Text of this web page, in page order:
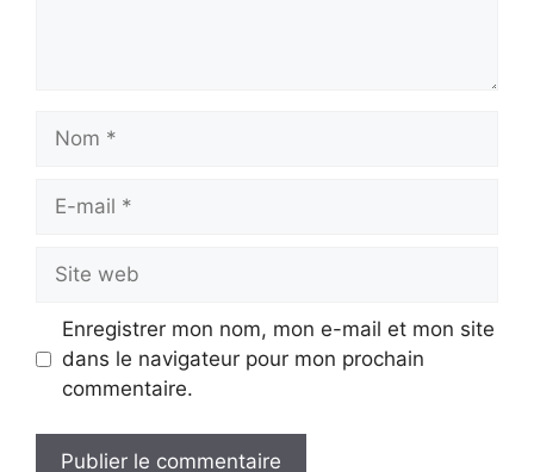
mail
web
Enregistrer mon nom, mon e-mail et mon site
dans le navigateur pour mon prochain
commentaire.